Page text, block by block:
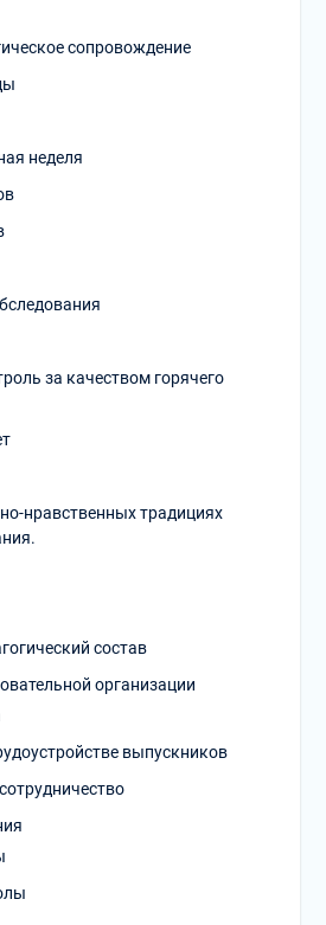
сопровождение
неделя
за качеством горячего
нравственных традициях
состав
организации
выпускников